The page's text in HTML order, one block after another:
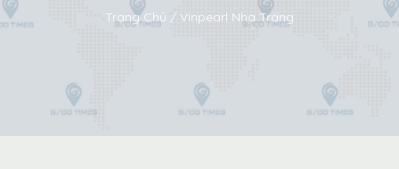
Trang Chủ / Vinpearl Nha Trang